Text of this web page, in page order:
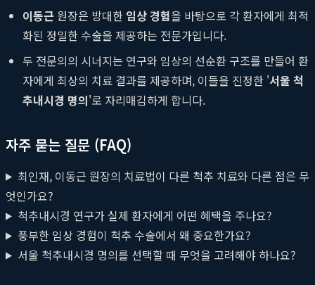
이동근 원장은 방대한 임상 경험을 바탕으로 각 환자에게 최적
화된 정밀한 수술을 제공하는 전문가입니다.
두 전문의의 시너지는 연구와 임상의 선순환 구조를 만들어 환
자에게 최상의 치료 결과를 제공하며, 이들을 진정한 '서울 척
추내시경 명의'로 자리매김하게 합니다.
자주 묻는 질문 (FAQ)
최인재, 이동근 원장의 치료법이 다른 척추 치료와 다른 점은 무
엇인가요?
척추내시경 연구가 실제 환자에게 어떤 혜택을 주나요?
풍부한 임상 경험이 척추 수술에서 왜 중요한가요?
서울 척추내시경 명의를 선택할 때 무엇을 고려해야 하나요?